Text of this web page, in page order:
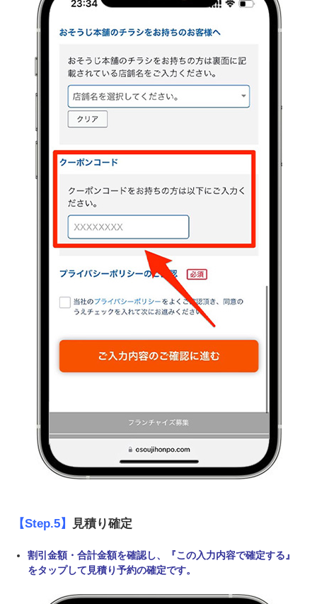
【Step.5】 見積り確定
割引金額・合計金額を確認し、『この入力内容で確定する』
をタップして見積り予約の確定です。